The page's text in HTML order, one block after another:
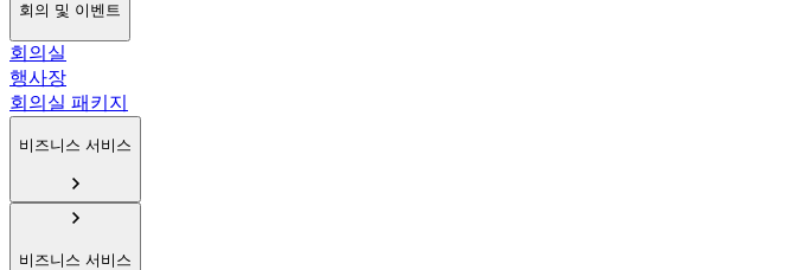
회의 및 이벤트
회의실
행사장
회의실 패키지
비즈니스 서비스
비즈니스 서비스